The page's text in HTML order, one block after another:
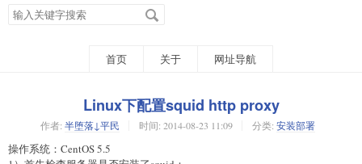
搜
索
首页 关于 网址导航
Linux下配置squid http proxy
作者: 半堕落↓平民 时间: 2014-08-23 11:09 分类: 安装部署
操作系统：CentOS 5.5